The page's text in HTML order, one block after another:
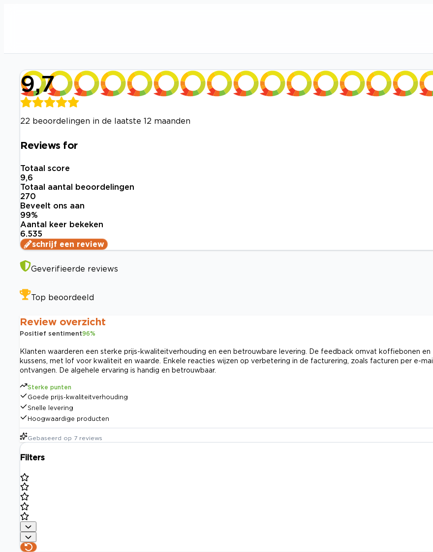
9,7
22 beoordelingen in de laatste 12 maanden
Reviews for
Totaal score
9,6
Totaal aantal beoordelingen
270
Beveelt ons aan
99%
Aantal keer bekeken
6.535
schrijf een review
Geverifieerde reviews
Top beoordeeld
Review overzicht
Positief sentiment96%
Klanten waarderen een sterke prijs-kwaliteitverhouding en een betrouwbare levering. De feedback omvat koffiebonen en
kussens, met lof voor kwaliteit en waarde. Enkele reacties wijzen op verbetering in de facturering, zoals facturen per e-mail
ontvangen. De algehele ervaring is handig en betrouwbaar.
Sterke punten
Goede prijs-kwaliteitverhouding
Snelle levering
Hoogwaardige producten
Gebaseerd op 7 reviews
Filters